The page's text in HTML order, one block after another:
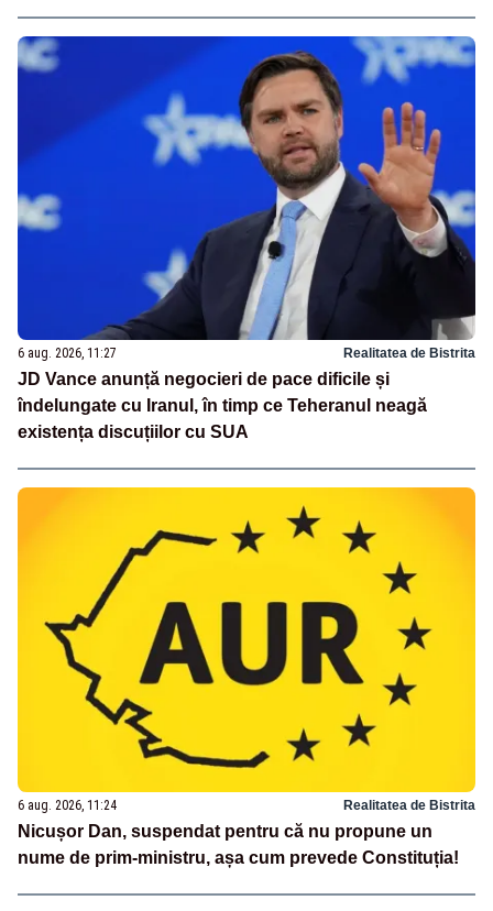
6 aug. 2026, 11:27 Realitatea de Bistrita
JD Vance anunță negocieri de pace dificile și
îndelungate cu Iranul, în timp ce Teheranul neagă
existența discuțiilor cu SUA
6 aug. 2026, 11:24 Realitatea de Bistrita
Nicușor Dan, suspendat pentru că nu propune un
nume de prim-ministru, așa cum prevede Constituția!